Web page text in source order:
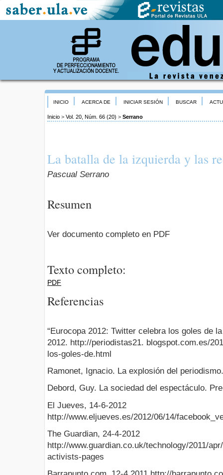
INICIO ACERCA DE INICIAR SESIÓN BUSCAR
Inicio > Vol. 20, Núm. 66 (20) > Serrano
La batalla de la izquierda y las
Pascual Serrano
Resumen
Ver documento completo en PDF
Texto completo:
PDF
Referencias
“Eurocopa 2012: Twitter celebra los goles de
2012. http://periodistas21. blogspot.com.es/
los-goles-de.html
Ramonet, Ignacio. La explosión del
Debord, Guy. La sociedad del espectáculo.
El Jueves, 14-6-2012
http://www.eljueves.es/2012/06/14/
The Guardian, 24-4-2012
http://www.guardian.co.uk/technology/2011/
activists-pages